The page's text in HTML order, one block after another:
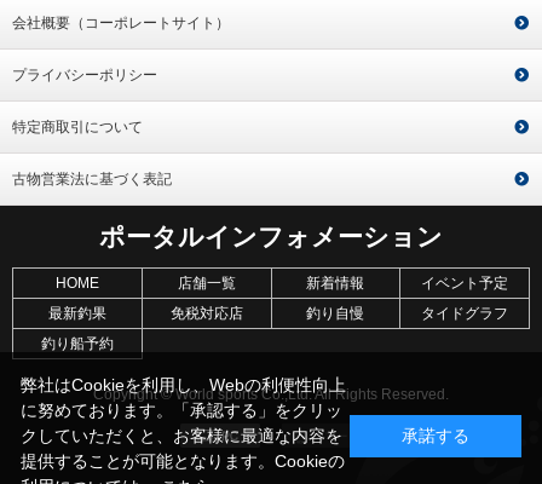
会社概要（コーポレートサイト）
プライバシーポリシー
特定商取引について
古物営業法に基づく表記
ポータルインフォメーション
HOME 店舗一覧 新着情報
イベント予定
最新釣果
免税対応店 釣り自慢
タイドグラフ
釣り船予約
Copyright © World sports Co.,Ltd. All Rights Reserved.
弊社はCookieを利用し、Webの利便性向上
に努めております。「承認する」をクリッ
クしていただくと、お客様に最適な内容を
提供することが可能となります。Cookieの
承諾する